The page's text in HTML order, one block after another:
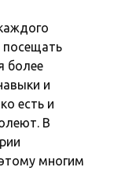
посещать
более
и
есть и
В
многим